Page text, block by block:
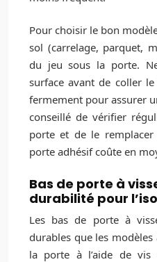
Pour choisir le bon
sol (carrelage, parquet,
du jeu sous la porte.
surface avant de coller
fermement pour assurer
conseillé de vérifier
porte et de le
porte adhésif coûte en
Bas de porte à
durabilité pour
Les bas de porte à
durables que les
la porte à l’aide de